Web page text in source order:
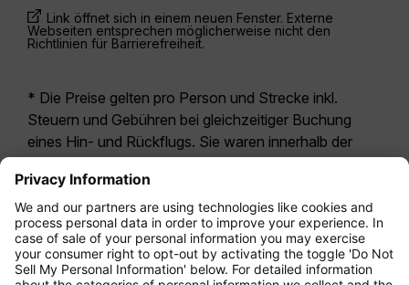
Link öffnet sich in einem neuen Fenster. Externe
Webseiten entsprechen möglicherweise nicht den
Richtlinien für Barrierefreiheit.
* Die Preise gelten pro Person und Strecke inkl.
Steuern und Gebühren bei gleichzeitiger Buchung
eines Hin- und Rückflugs. Sie waren innerhalb der
möglicherweise nicht mehr aktuell. Bei den für die
Economy Class angegebenen Tarifen handelt es
sich i.d.R. um Economy Zero, unsere restriktivste
Tarifoption. Es können hierfür zusätzliche Gebühren
fürAufgabegepäck oder für andere optionale